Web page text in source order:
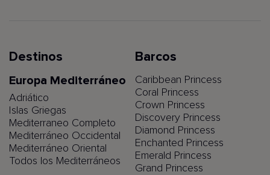
Destinos
Europa Mediterráneo
Adriático
Islas Griegas
Mediterraneo Completo
Mediterráneo Occidental
Mediterráneo Oriental
Todos los Mediterráneos
Barcos
Caribbean Princess
Coral Princess
Crown Princess
Discovery Princess
Diamond Princess
Enchanted Princess
Emerald Princess
Grand Princess